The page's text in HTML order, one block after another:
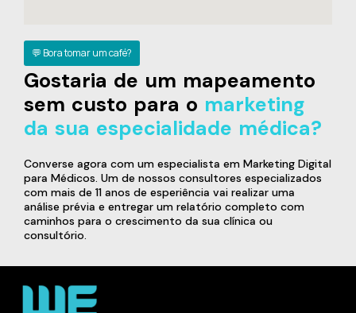
💬 Bora tomar um café?
Gostaria de um mapeamento
sem custo para o marketing
da sua especialidade médica?
Converse agora com um especialista em Marketing Digital
para Médicos. Um de nossos consultores especializados
com mais de 11 anos de esperiência vai realizar uma
análise prévia e entregar um relatório completo com
caminhos para o crescimento da sua clínica ou
consultório.